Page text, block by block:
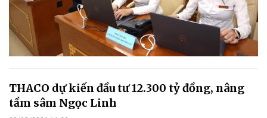
THACO dự kiến đầu tư 12.300 tỷ đồng, nâng
tầm sâm Ngọc Linh